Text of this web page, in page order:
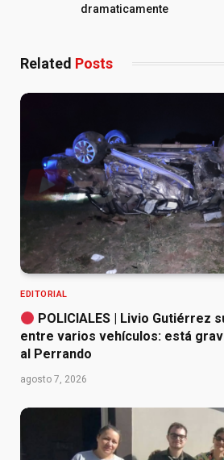
dramaticamente
Related Posts
EDITORIAL
POLICIALES | Livio Gutiérrez
entre varios vehículos: está
al Perrando
agosto 7, 2026